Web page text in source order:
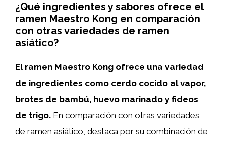
¿Qué ingredientes y sabores ofrece el
ramen Maestro Kong en comparación
con otras variedades de ramen
asiático?
El ramen Maestro Kong ofrece una variedad
de ingredientes como cerdo cocido al vapor,
brotes de bambú, huevo marinado y fideos
de trigo. En comparación con otras variedades
de ramen asiático, destaca por su combinación de